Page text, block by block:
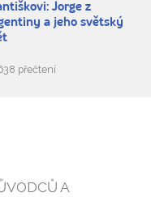
Jorge z
a jeho světský
přečtení
A